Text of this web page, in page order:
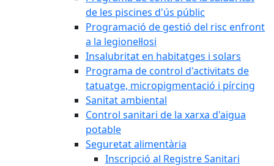
de les piscines d'ús públic
Programació de gestió del risc enfront
a la legionel·losi
Insalubritat en habitatges i solars
Programa de control d'activitats de
tatuatge, micropigmentació i pírcing
Sanitat ambiental
Control sanitari de la xarxa d'aigua
potable
Seguretat alimentària
Inscripció al Registre Sanitari